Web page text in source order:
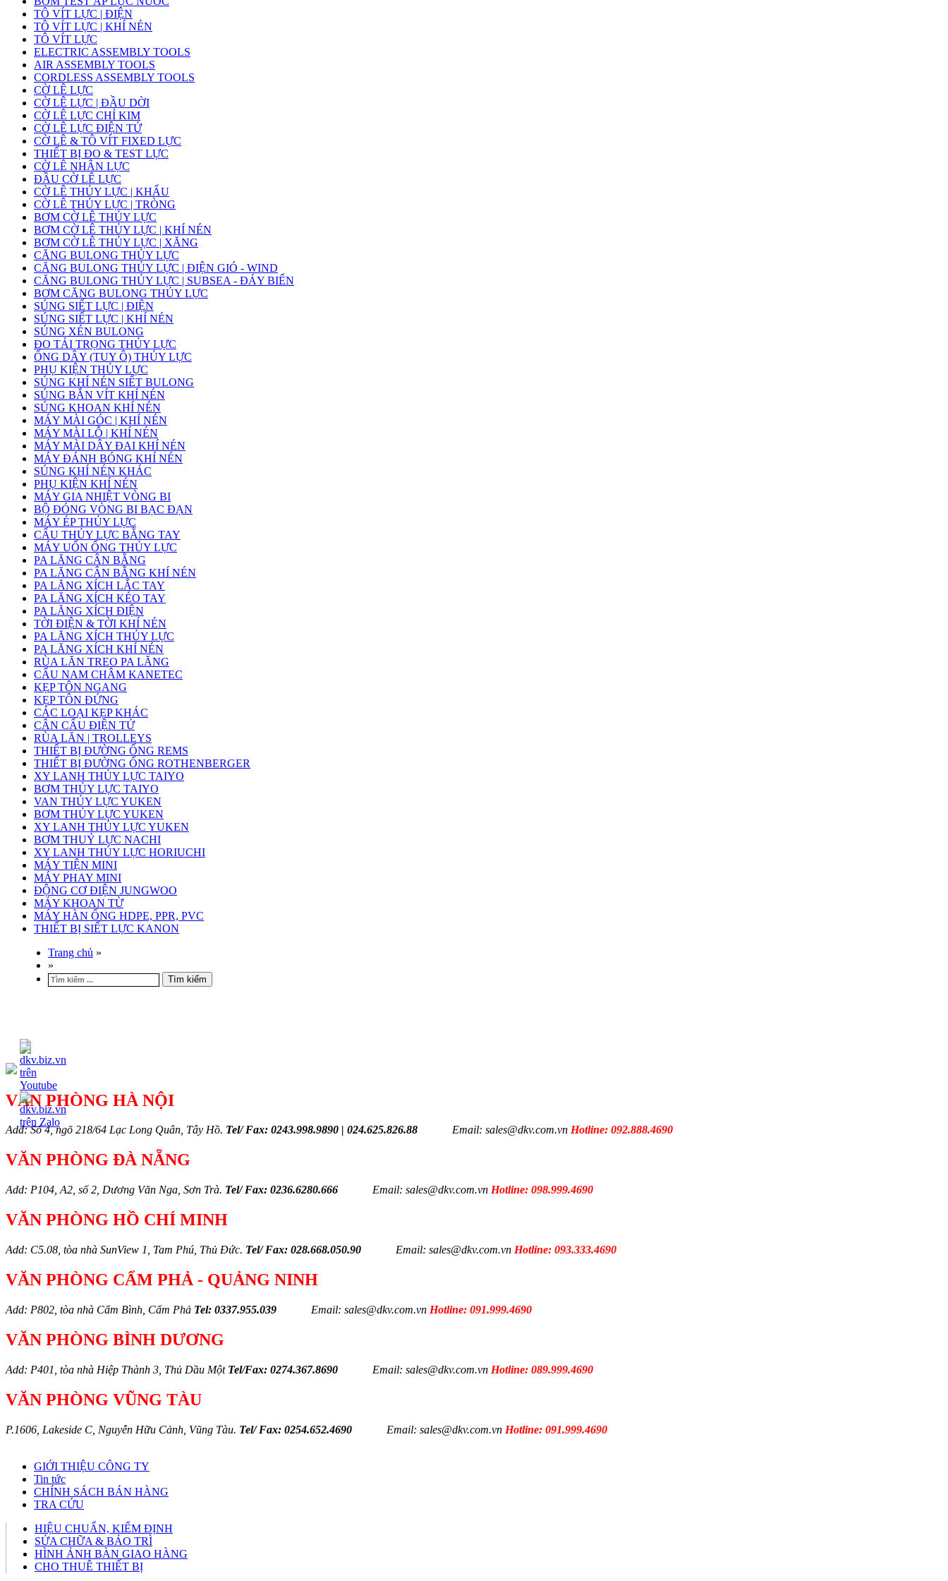
TÔ VÍT LỰC | ĐIỆN
TÔ VÍT LỰC | KHÍ NÉN
TÔ VÍT LỰC
ELECTRIC ASSEMBLY TOOLS
AIR ASSEMBLY TOOLS
CORDLESS ASSEMBLY TOOLS
CỜ LÊ LỰC
CỜ LÊ LỰC | ĐẦU DỜI
CỜ LÊ LỰC CHỈ KIM
CỜ LÊ LỰC ĐIỆN TỬ
CỜ LÊ & TÔ VÍT FIXED LỰC
THIẾT BỊ ĐO & TEST LỰC
CỜ LÊ NHÂN LỰC
ĐẦU CỜ LÊ LỰC
CỜ LÊ THỦY LỰC | KHẨU
CỜ LÊ THỦY LỰC | TRÒNG
BƠM CỜ LÊ THỦY LỰC
BƠM CỜ LÊ THỦY LỰC | KHÍ NÉN
BƠM CỜ LÊ THỦY LỰC | XĂNG
CĂNG BULONG THỦY LỰC
CĂNG BULONG THỦY LỰC | ĐIỆN GIÓ - WIND
CĂNG BULONG THỦY LỰC | SUBSEA - ĐÁY BIỂN
BƠM CĂNG BULONG THỦY LỰC
SÚNG SIẾT LỰC | ĐIỆN
SÚNG SIẾT LỰC | KHÍ NÉN
SÚNG XÉN BULONG
ĐO TẢI TRỌNG THỦY LỰC
ỐNG DÂY (TUY Ô) THỦY LỰC
PHỤ KIỆN THỦY LỰC
SÚNG KHÍ NÉN SIẾT BULONG
SÚNG BẮN VÍT KHÍ NÉN
SÚNG KHOAN KHÍ NÉN
MÁY MÀI GÓC | KHÍ NÉN
MÁY MÀI LỖ | KHÍ NÉN
MÁY MÀI DÂY ĐAI KHÍ NÉN
MÁY ĐÁNH BÓNG KHÍ NÉN
SÚNG KHÍ NÉN KHÁC
PHỤ KIỆN KHÍ NÉN
MÁY GIA NHIỆT VÒNG BI
BỘ ĐÓNG VÒNG BI BẠC ĐẠN
MÁY ÉP THỦY LỰC
CẨU THỦY LỰC BẰNG TAY
MÁY UỐN ỐNG THỦY LỰC
PA LĂNG CÂN BẰNG
PA LĂNG CÂN BẰNG KHÍ NÉN
PA LĂNG XÍCH LẮC TAY
PA LĂNG XÍCH KÉO TAY
PA LĂNG XÍCH ĐIỆN
TỜI ĐIỆN & TỜI KHÍ NÉN
PA LĂNG XÍCH THỦY LỰC
PA LĂNG XÍCH KHÍ NÉN
RÙA LĂN TREO PA LĂNG
CẨU NAM CHÂM KANETEC
KẸP TÔN NGANG
KẸP TÔN ĐỨNG
CÁC LOẠI KẸP KHÁC
CÂN CẨU ĐIỆN TỬ
RÙA LĂN | TROLLEYS
THIẾT BỊ ĐƯỜNG ỐNG REMS
THIẾT BỊ ĐƯỜNG ỐNG ROTHENBERGER
XY LANH THỦY LỰC TAIYO
BƠM THỦY LỰC TAIYO
VAN THỦY LỰC YUKEN
BƠM THỦY LỰC YUKEN
XY LANH THỦY LỰC YUKEN
BƠM THUỶ LỰC NACHI
XY LANH THỦY LỰC HORIUCHI
MÁY TIỆN MINI
MÁY PHAY MINI
ĐỘNG CƠ ĐIỆN JUNGWOO
MÁY KHOAN TỪ
MÁY HÀN ỐNG HDPE, PPR, PVC
THIẾT BỊ SIẾT LỰC KANON
Trang chủ »
»
Tìm kiếm
VĂN PHÒNG HÀ NỘI
Add: Số 4, ngõ 218/64 Lạc Long Quân, Tây Hồ. Tel/ Fax: 0243.998.9890 | 024.625.826.88 Email: sales@dkv.com.vn Hotline: 092.888.4690
VĂN PHÒNG ĐÀ NẴNG
Add: P104, A2, số 2, Dương Văn Nga, Sơn Trà. Tel/ Fax: 0236.6280.666 Email: sales@dkv.com.vn Hotline: 098.999.4690
VĂN PHÒNG HỒ CHÍ MINH
Add: C5.08, tòa nhà SunView 1, Tam Phú, Thủ Đức. Tel/ Fax: 028.668.050.90 Email: sales@dkv.com.vn Hotline: 093.333.4690
VĂN PHÒNG CẨM PHẢ - QUẢNG NINH
Add: P802, tòa nhà Cẩm Bình, Cẩm Phả Tel: 0337.955.039 Email: sales@dkv.com.vn Hotline: 091.999.4690
VĂN PHÒNG BÌNH DƯƠNG
Add: P401, tòa nhà Hiệp Thành 3, Thủ Dầu Một Tel/Fax: 0274.367.8690 Email: sales@dkv.com.vn Hotline: 089.999.4690
VĂN PHÒNG VŨNG TÀU
P.1606, Lakeside C, Nguyễn Hữu Cảnh, Vũng Tàu. Tel/ Fax: 0254.652.4690 Email: sales@dkv.com.vn Hotline: 091.999.4690
GIỚI THIỆU CÔNG TY
Tin tức
CHÍNH SÁCH BÁN HÀNG
TRA CỨU
HIỆU CHUẨN, KIỂM ĐỊNH
SỬA CHỮA & BẢO TRÌ
HÌNH ẢNH BÀN GIAO HÀNG
CHO THUÊ THIẾT BỊ